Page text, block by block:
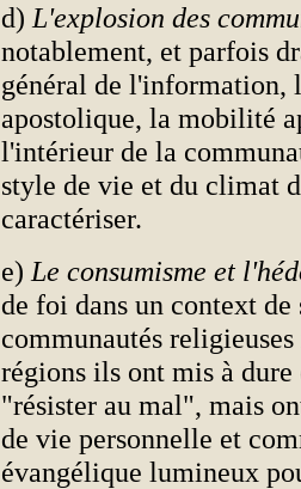
d) L'explosion des
notablement, et parfois
général de l'information,
apostolique, la mobilité
l'intérieur de la
style de vie et du climat
caractériser.
e) Le consumisme et
de foi dans un context de
communautés
régions ils ont mis à
"résister au mal", mais
de vie personnelle et
évangélique lumineux